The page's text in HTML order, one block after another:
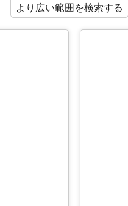
より広い範囲を検索する